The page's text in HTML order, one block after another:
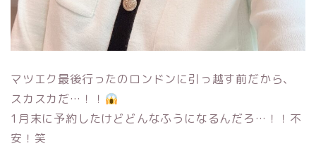
マツエク最後行ったのロンドンに引っ越す前だから、
スカスカだ…！！
1月末に予約したけどどんなふうになるんだろ…！！不
安！笑